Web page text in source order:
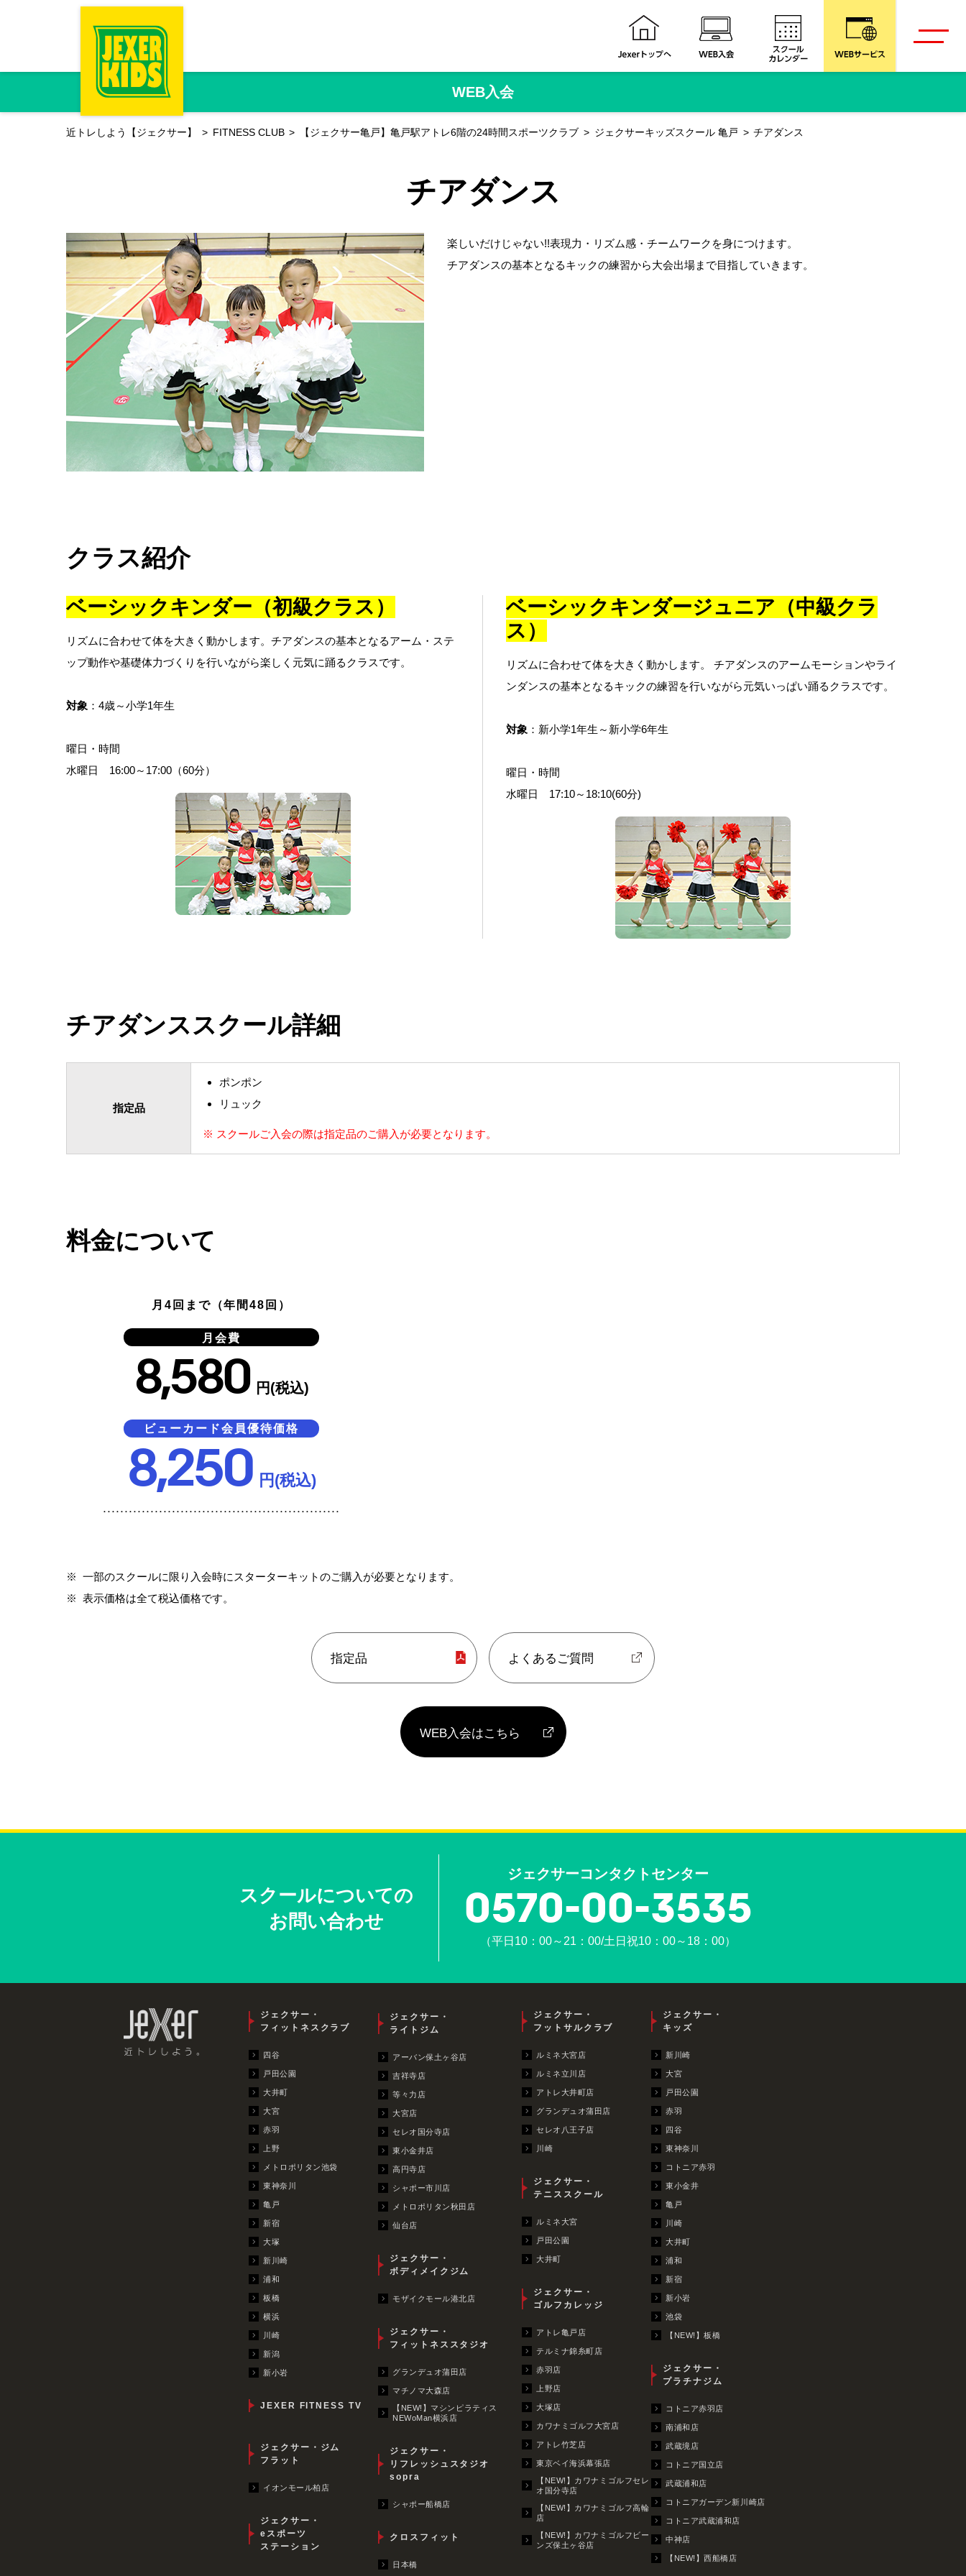
WEB入会
近トレしよう【ジェクサー】 FITNESS CLUB 【ジェクサー亀戸】亀戸駅アトレ6階の24時間スポーツクラブ ジェクサーキッズスクール 亀戸 チアダンス
チアダンス
楽しいだけじゃない!!表現力・リズム感・チームワークを身につけます。
チアダンスの基本となるキックの練習から大会出場まで目指していきます。
クラス紹介
ベーシックキンダー（初級クラス）
リズムに合わせて体を大きく動かします。チアダンスの基本となるアーム・ステ
ップ動作や基礎体力づくりを行いながら楽しく元気に踊るクラスです。
対象 ：4歳～小学1年生
曜日・時間
水曜日 16:00～17:00（60分）
ベーシックキンダージュニア（中級クラ
ス）
リズムに合わせて体を大きく動かします。 チアダンスのアームモーションやライ
ンダンスの基本となるキックの練習を行いながら元気いっぱい踊るクラスです。
対象 ：新小学1年生～新小学6年生
曜日・時間
水曜日 17:10～18:10(60分)
チアダンススクール詳細
指定品
ポンポン
リュック
※ スクールご入会の際は指定品のご購入が必要となります。
料金について
月4回まで（年間48回）
月会費
8,580 円(税込)
ビューカード会員優待価格
8,250 円(税込)
※ 一部のスクールに限り入会時にスターターキットのご購入が必要となります。
※ 表示価格は全て税込価格です。
指定品 よくあるご質問
WEB入会はこちら
スクールについての
お問い合わせ
ジェクサーコンタクトセンター
0570-00-3535
（平日10：00～21：00/土日祝10：00～18：00）
ジェクサー・
フィットネスクラブ
四谷
戸田公園
大井町
大宮
赤羽
上野
メトロポリタン池袋
東神奈川
亀戸
新宿
大塚
新川崎
浦和
板橋
横浜
川崎
新潟
新小岩
JEXER FITNESS TV
ジェクサー・ジム
フラット
イオンモール柏店
ジェクサー・
eスポーツ
ステーション
ジェクサー・
ライトジム
アーバン保土ヶ谷店
吉祥寺店
等々力店
大宮店
セレオ国分寺店
東小金井店
高円寺店
シャポー市川店
メトロポリタン秋田店
仙台店
ジェクサー・
ボディメイクジム
モザイクモール港北店
ジェクサー・
フィットネススタジオ
グランデュオ蒲田店
マチノマ大森店
【NEW!】マシンピラティス
NEWoMan横浜店
ジェクサー・
リフレッシュスタジオ
sopra
シャポー船橋店
クロスフィット
日本橋
ジェクサー・
フットサルクラブ
ルミネ大宮店
ルミネ立川店
アトレ大井町店
グランデュオ蒲田店
セレオ八王子店
川崎
ジェクサー・
テニススクール
ルミネ大宮
戸田公園
大井町
ジェクサー・
ゴルフカレッジ
アトレ亀戸店
テルミナ錦糸町店
赤羽店
上野店
大塚店
カワナミゴルフ大宮店
アトレ竹芝店
東京ベイ海浜幕張店
【NEW!】カワナミゴルフセレ
オ国分寺店
【NEW!】カワナミゴルフ高輪
店
【NEW!】カワナミゴルフビー
ンズ保土ヶ谷店
ジェクサー・
キッズ
新川崎
大宮
戸田公園
赤羽
四谷
東神奈川
コトニア赤羽
東小金井
亀戸
川崎
大井町
浦和
新宿
新小岩
池袋
【NEW!】板橋
ジェクサー・
プラチナジム
コトニア赤羽店
南浦和店
武蔵境店
コトニア国立店
武蔵浦和店
コトニアガーデン新川崎店
コトニア武蔵浦和店
中神店
【NEW!】西船橋店